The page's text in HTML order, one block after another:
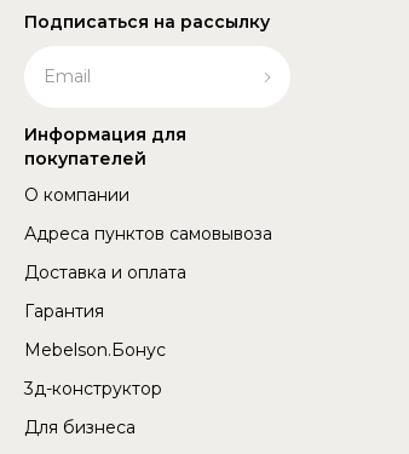
Подписаться на рассылку
Информация для
покупателей
О компании
Адреса пунктов самовывоза
Доставка и оплата
Гарантия
Mebelson.Бонус
3д-конструктор
Для бизнеса